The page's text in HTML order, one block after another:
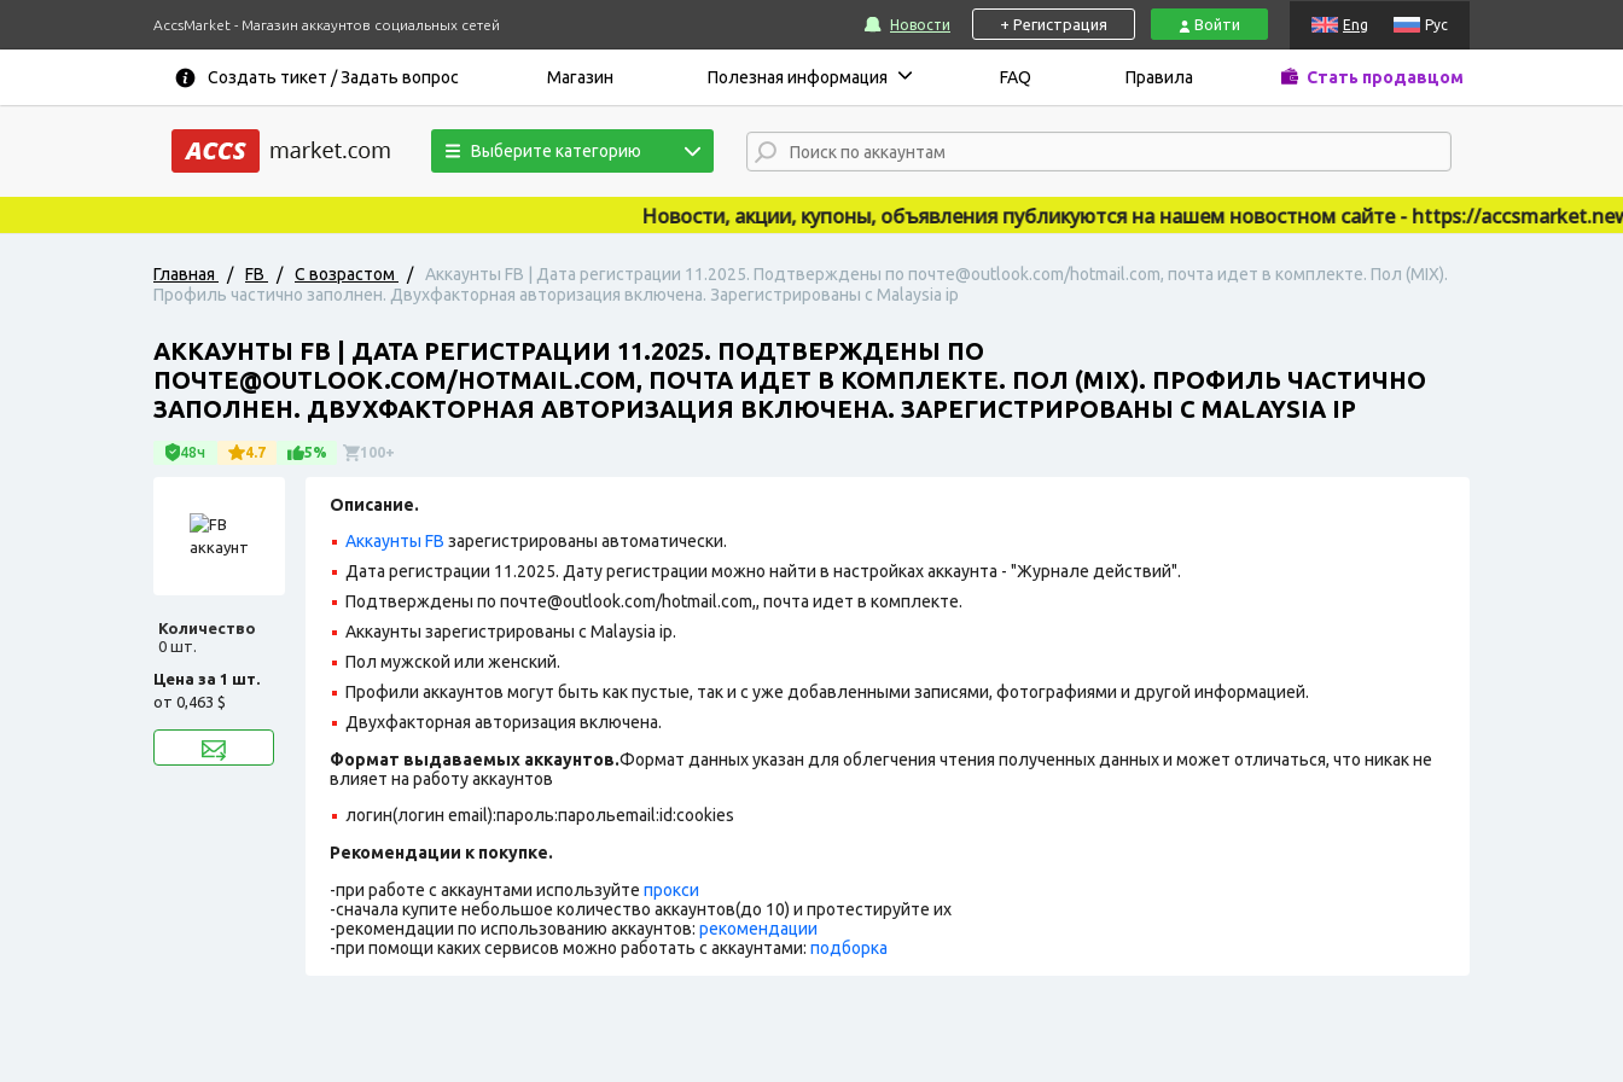
AccsMarket - Магазин аккаунтов социальных сетей Новости + Регистрация Войти Eng Рус
Создать тикет / Задать вопрос Магазин Полезная информация FAQ Правила Стать продавцом
Выберите категорию
Новости, акции, купоны, объявления публикуются на нашем новостном сайте - https://accsmarket.news
Главная / FB / С возрастом /
Аккаунты FB | Дата регистрации 11.2025. Подтверждены по почте@outlook.com/hotmail.com, почта идет в комплекте. Пол (MIX).
Профиль частично заполнен. Двухфакторная авторизация включена. Зарегистрированы с Malaysia ip
АККАУНТЫ FB | ДАТА РЕГИСТРАЦИИ 11.2025. ПОДТВЕРЖДЕНЫ ПО
ПОЧТЕ@OUTLOOK.COM/HOTMAIL.COM, ПОЧТА ИДЕТ В КОМПЛЕКТЕ. ПОЛ (MIX). ПРОФИЛЬ ЧАСТИЧНО
ЗАПОЛНЕН. ДВУХФАКТОРНАЯ АВТОРИЗАЦИЯ ВКЛЮЧЕНА. ЗАРЕГИСТРИРОВАНЫ С MALAYSIA IP
48ч 4.7 5% 100+
Количество
0 шт.
Цена за 1 шт.
от 0,463 $
Описание.
Аккаунты FB зарегистрированы автоматически.
Дата регистрации 11.2025. Дату регистрации можно найти в настройках аккаунта - "Журнале действий".
Подтверждены по почте@outlook.com/hotmail.com,, почта идет в комплекте.
Аккаунты зарегистрированы с Malaysia ip.
Пол мужской или женский.
Профили аккаунтов могут быть как пустые, так и с уже добавленными записями, фотографиями и другой информацией.
Двухфакторная авторизация включена.
Формат выдаваемых аккаунтов.Формат данных указан для облегчения чтения полученных данных и может отличаться, что никак не
влияет на работу аккаунтов
логин(логин email):пароль:парольemail:id:cookies
Рекомендации к покупке.
-при работе с аккаунтами используйте прокси
-сначала купите небольшое количество аккаунтов(до 10) и протестируйте их
-рекомендации по использованию аккаунтов: рекомендации
-при помощи каких сервисов можно работать с аккаунтами: подборка